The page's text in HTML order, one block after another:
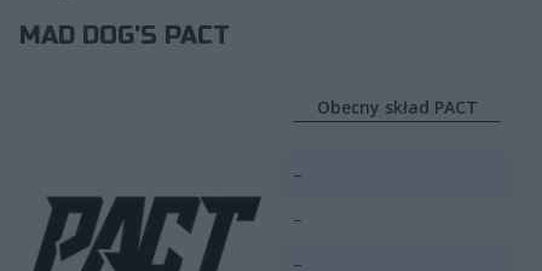
MAD DOG'S PACT
Obecny skład PACT
–
–
–